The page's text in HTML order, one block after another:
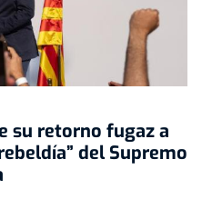
su retorno fugaz a
del Supremo